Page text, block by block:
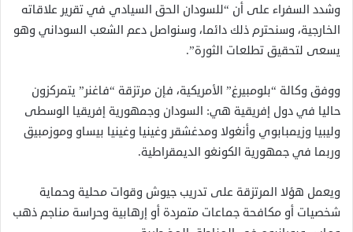
وشدد السفراء على أن “للسودان الحق السيادي في تقرير علاقاته
الخارجية، وسنحترم ذلك دائما، وسنواصل دعم الشعب السوداني وهو
يسعى لتحقيق تطلعات الثورة”.
ووفق وكالة “بلومبيرغ” الأمريكية، فإن مرتزقة “فاغنر” يتمركزون
حاليا في دول إفريقية هي: السودان وجمهورية إفريقيا الوسطى
وليبيا وزيمبابوي وأنغولا ومدغشقر وغينيا وغينيا بيساو وموزمبيق
وربما في جمهورية الكونغو الديمقراطية.
ويعمل هؤلا المرتزقة على تدريب جيوش وقوات محلية وحماية
شخصيات أو مكافحة جماعات متمردة أو إرهابية وحراسة مناجم ذهب